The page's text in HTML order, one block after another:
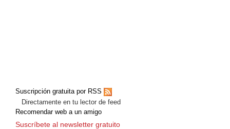
Suscripción gratuita por RSS
Directamente en tu lector de feed
Recomendar web a un amigo
Suscríbete al newsletter gratuito